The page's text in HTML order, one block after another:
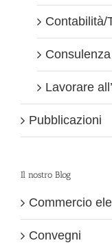
Contabilità/
Lavorare
Pubblicazioni
Il nostro Blog
Commercio
Convegni